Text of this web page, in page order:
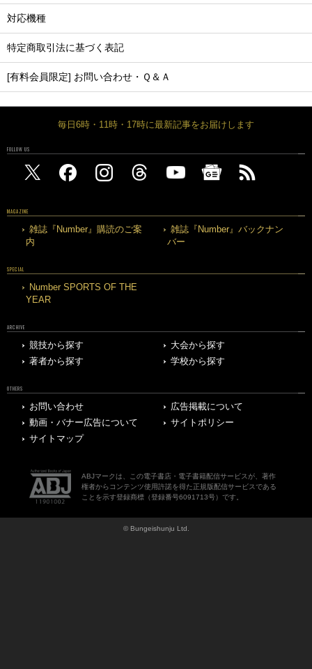
対応機種
特定商取引法に基づく表記
[有料会員限定] お問い合わせ・Ｑ＆Ａ
毎日6時・11時・17時に最新記事をお届けします
FOLLOW US
MAGAZINE
雑誌『Number』購読のご案
内
雑誌『Number』バックナン
バー
SPECIAL
Number SPORTS OF THE
YEAR
ARCHIVE
競技から探す
大会から探す
著者から探す
学校から探す
OTHERS
お問い合わせ
広告掲載について
動画・バナー広告について
サイトポリシー
サイトマップ
ABJマークは、この電子書店・電子書籍配信サービスが、著作
権者からコンテンツ使用許諾を得た正規版配信サービスである
ことを示す登録商標（登録番号6091713号）です。
© Bungeishunju Ltd.